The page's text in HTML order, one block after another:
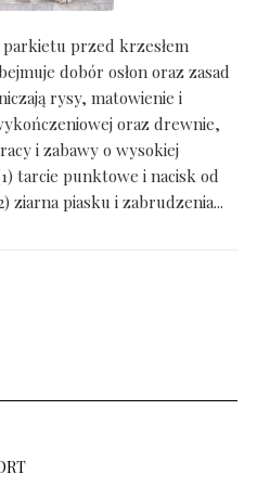
parkietu przed krzesłem
dobór osłon oraz zasad
rysy, matowienie i
oraz drewnie,
i zabawy o wysokiej
tarcie punktowe i nacisk od
ziarna piasku i zabrudzenia...